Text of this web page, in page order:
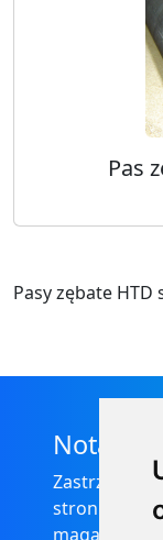
Pas
Pasy zębate HTD
Nota
Zastrzega
stronie